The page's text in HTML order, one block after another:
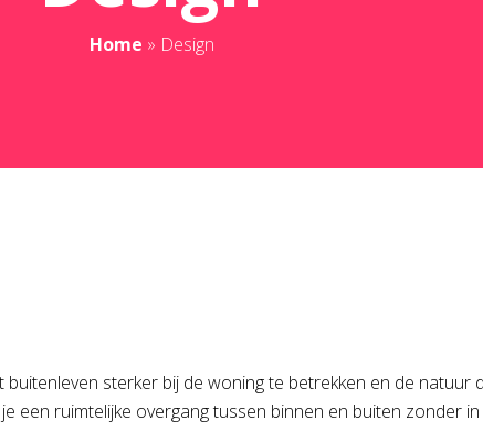
Home » Design
sterker bij de woning te betrekken en de natuur
een ruimtelijke overgang tussen binnen en buiten zonder